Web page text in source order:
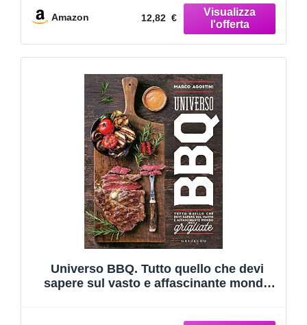
Amazon 12,82 €
Universo BBQ. Tutto quello che devi
sapere sul vasto e affascinante mondo